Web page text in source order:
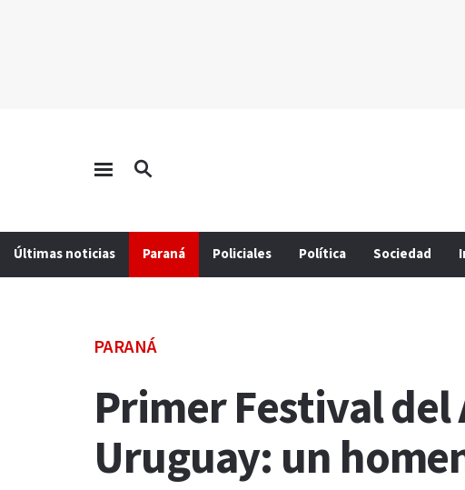
Últimas noticias Paraná Policiales Política Sociedad
PARANÁ
Primer Festival
Uruguay: un